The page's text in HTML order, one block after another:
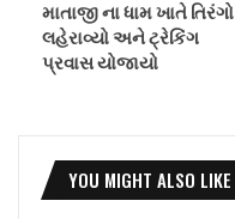
માતાજી ના ધામ ખાતે તિરંગો
લહેરાવ્યો અને ટ્રેકિંગ
પ્રવાસ યોજાયો
YOU MIGHT ALSO LIKE